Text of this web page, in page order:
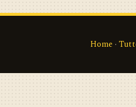
Home ·